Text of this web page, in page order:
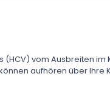
vom Ausbreiten im
aufhören über Ihre